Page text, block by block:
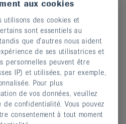
les protéines parmi
Quelles quantités
d’arthrose, les
1 g de protéines par kg de
La viande et les produits
arachidonique, le lait, les
les légumineuses devraient
de protéines. Les
aux cookies
utilisons des cookies et
sont essentiels au
que d’autres nous aident
de ses utilisatrices et
personnelles peuvent être
IP) et utilisées, par exemple,
Pour plus
de vos données, veuillez
confidentialité. Vous pouvez
consentement à tout moment